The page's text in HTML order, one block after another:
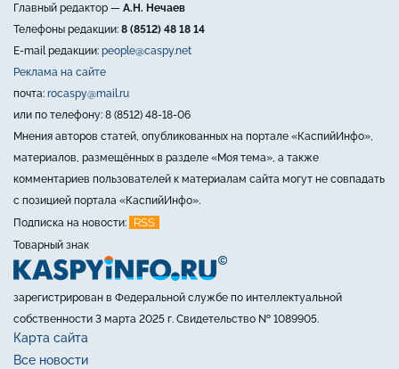
Главный редактор — А.Н. Нечаев
Телефоны редакции: 8 (8512) 48 18 14
E-mail редакции: people@caspy.net
Реклама на сайте
почта: rocaspy@mail.ru
или по телефону: 8 (8512) 48-18-06
Мнения авторов статей, опубликованных на портале «КаспийИнфо»,
материалов, размещённых в разделе «Моя тема», а также
комментариев пользователей к материалам сайта могут не совпадать
с позицией портала «КаспийИнфо».
Подписка на новости:
RSS
Товарный знак
зарегистрирован в Федеральной службе по интеллектуальной
собственности 3 марта 2025 г. Свидетельство № 1089905.
Карта сайта
Все новости